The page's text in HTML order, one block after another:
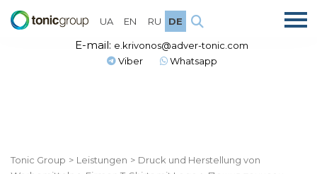
UA EN RU DE
E-mail: e.krivonos@adver-tonic.com
Viber
Whatsapp
Tonic Group > Leistungen > Druck und Herstellung von